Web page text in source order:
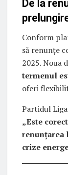
De la
Conform
să renunțe
2025. Noua
termenul
oferi
Partidul
„Este
renunțarea
crize